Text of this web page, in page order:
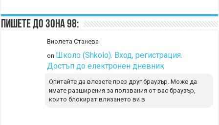
Пишете до Зона 98:
Виолета Станева
on Школо (Shkolo). Вход, регистрация.
Достъп до електронен дневник
Опитайте да влезете през друг браузър. Може да
имате разширения за ползвания от вас браузър,
които блокират влизането ви в